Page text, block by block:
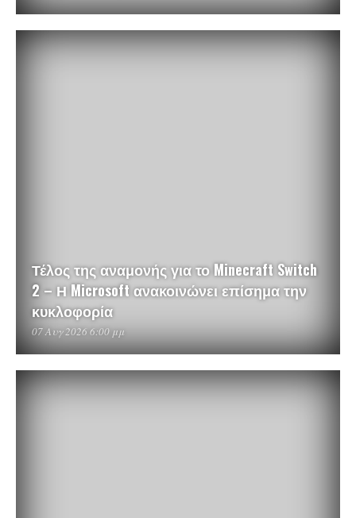
Τέλος της αναμονής για το Minecraft Switch
2 – Η Microsoft ανακοινώνει επίσημα την
κυκλοφορία
07 Αυγ 2026 6:00 μμ